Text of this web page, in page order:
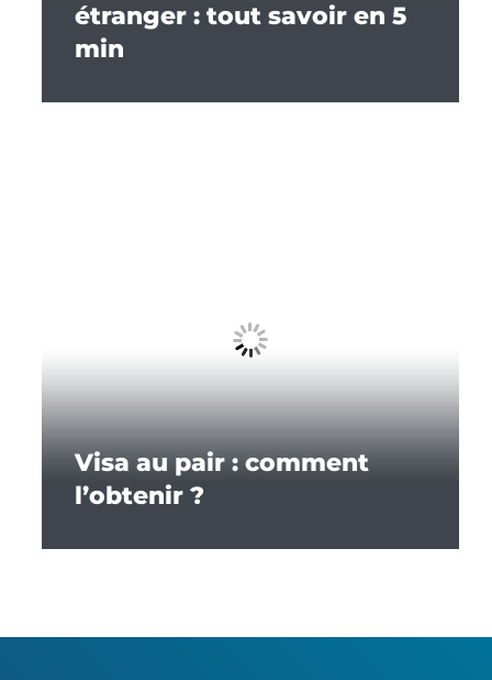
étranger : tout savoir en 5
min
Visa au pair : comment
l’obtenir ?